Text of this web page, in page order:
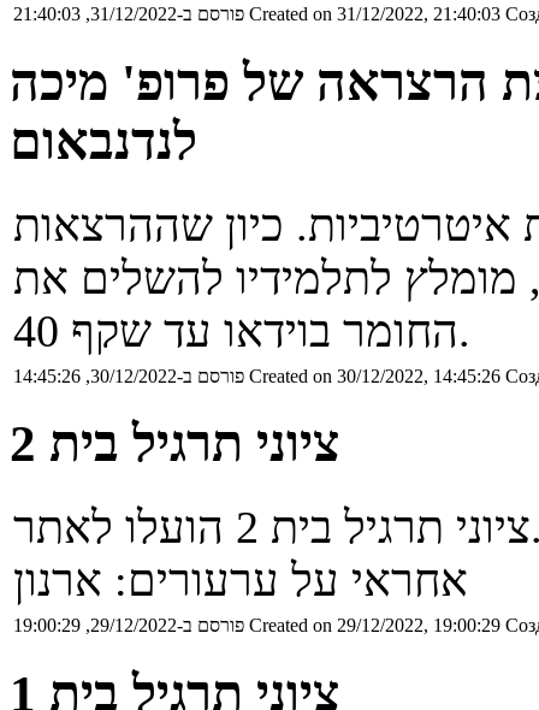
פורסם ב-31/12/2022, 21:40:03 Created on 31/12/2022, 21:40:03
הרצראה של פרופ' מיכה
לנדנבאום
כיון שההרצאות
מומלץ לתלמידיו להשלים את
החומר בוידאו עד שקף 40.
פורסם ב-30/12/2022, 14:45:26 Created on 30/12/2022, 14:45:26
ציוני תרגיל בית 2
לאתר.
אחראי על ערעורים: ארנון
פורסם ב-29/12/2022, 19:00:29 Created on 29/12/2022, 19:00:29
ציוני תרגיל בית 1